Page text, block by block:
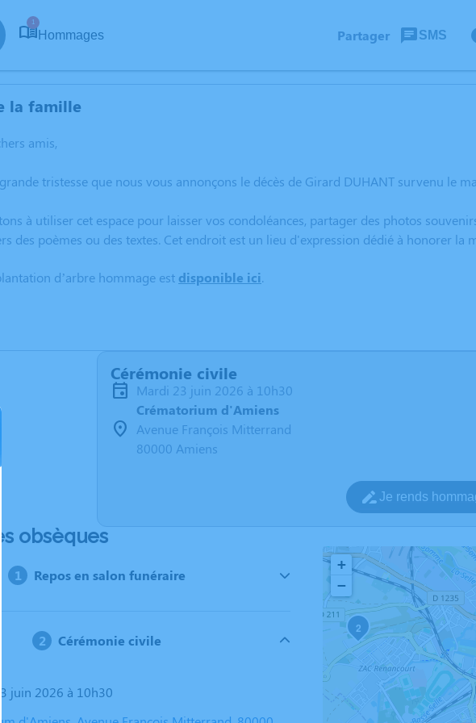
1
Hommages Partager SMS
la famille
amis,
grande tristesse que nous vous annonçons le décès de Girard DUHANT survenu le
à utiliser cet espace pour laisser vos condoléances, partager des photos
des poèmes ou des textes. Cet endroit est un lieu d'expression dédié à honorer la
d’arbre hommage est disponible ici.
Cérémonie civile
mardi 23 juin 2026 à 10h30
Crématorium d'Amiens
Avenue François Mitterrand
80000 Amiens
Je rends
obsèques
Repos en salon funéraire
Cérémonie civile
juin 2026 à 10h30
2
+
−